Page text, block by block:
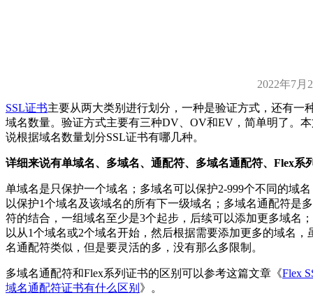
2022年7月
SSL证书主要从两大类别进行划分，一种是验证方式，还有一
域名数量。验证方式主要有三种DV、OV和EV，简单明了。
说根据域名数量划分SSL证书有哪几种。
详细来说有单域名、多域名、通配符、多域名通配符、Flex系
单域名是只保护一个域名；多域名可以保护2-999个不同的域
以保护1个域名及该域名的所有下一级域名；多域名通配符是
符的结合，一组域名至少是3个起步，后续可以添加更多域名
以从1个域名或2个域名开始，然后根据需要添加更多的域名，
名通配符类似，但是要灵活的多，没有那么多限制。
多域名通配符和Flex系列证书的区别可以参考这篇文章《Flex
域名通配符证书有什么区别 》。